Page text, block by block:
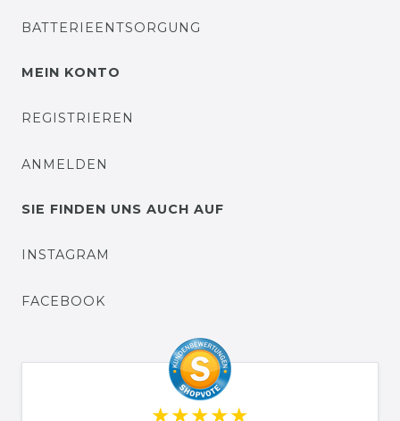
BATTERIEENTSORGUNG
MEIN KONTO
REGISTRIEREN
ANMELDEN
SIE FINDEN UNS AUCH AUF
INSTAGRAM
FACEBOOK